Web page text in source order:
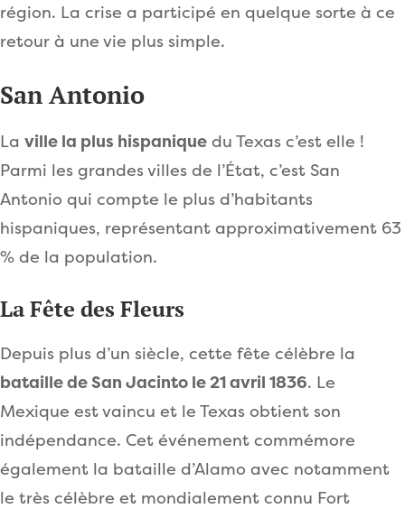
région. La crise a participé en quelque sorte à ce
retour à une vie plus simple.
San Antonio
La ville la plus hispanique du Texas c’est elle !
Parmi les grandes villes de l’État, c’est San
Antonio qui compte le plus d’habitants
hispaniques, représentant approximativement 63
% de la population.
La Fête des Fleurs
Depuis plus d’un siècle, cette fête célèbre la
bataille de San Jacinto le 21 avril 1836. Le
Mexique est vaincu et le Texas obtient son
indépendance. Cet événement commémore
également la bataille d’Alamo avec notamment
le très célèbre et mondialement connu Fort